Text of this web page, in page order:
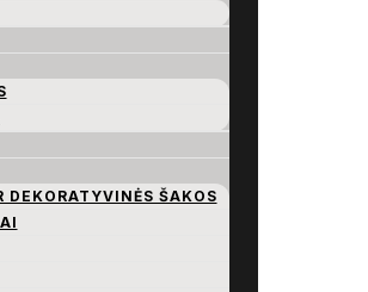
DEKORATYVINĖS ŠAKOS